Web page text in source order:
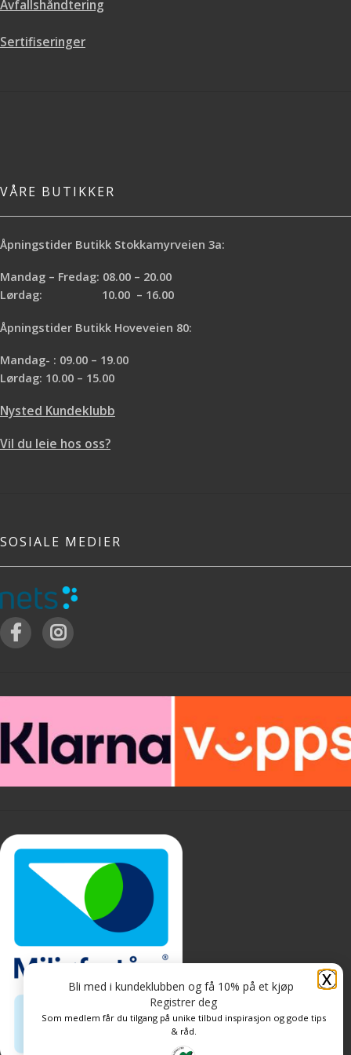
Avfallshåndtering
Sertifiseringer
VÅRE BUTIKKER
Åpningstider Butikk Stokkamyrveien 3a:
Mandag – Fredag: 08.00 – 20.00
Lørdag: 10.00 – 16.00
Åpningstider Butikk Hoveveien 80:
Mandag- : 09.00 – 19.00
Lørdag: 10.00 – 15.00
Nysted Kundeklubb
Vil du leie hos oss?
SOSIALE MEDIER
X
Bli med i kundeklubben og få 10% på et kjøp
Registrer deg
Som medlem får du tilgang på unike tilbud inspirasjon og gode tips
& råd.